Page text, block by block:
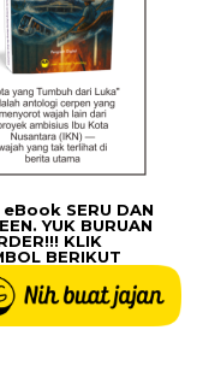
SERU DAN
YUK BURUAN
KLIK
BERIKUT